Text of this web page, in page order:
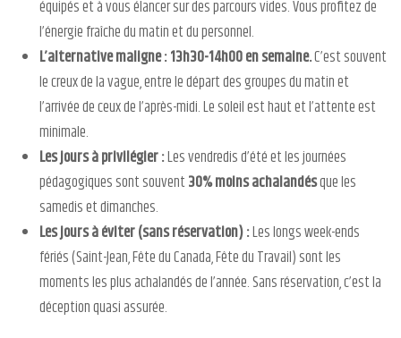
équipés et à vous élancer sur des parcours vides. Vous profitez de
l’énergie fraîche du matin et du personnel.
L’alternative maligne : 13h30-14h00 en semaine.C’est souvent
le creux de la vague, entre le départ des groupes du matin et
l’arrivée de ceux de l’après-midi. Le soleil est haut et l’attente est
minimale.
Les jours à privilégier :Les vendredis d’été et les journées
pédagogiques sont souvent30% moins achalandésque les
samedis et dimanches.
Les jours à éviter (sans réservation) :Les longs week-ends
fériés (Saint-Jean, Fête du Canada, Fête du Travail) sont les
moments les plus achalandés de l’année. Sans réservation, c’est la
déception quasi assurée.